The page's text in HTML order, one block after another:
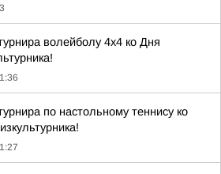
волейболу 4х4 ко Дня
по настольному теннису ко